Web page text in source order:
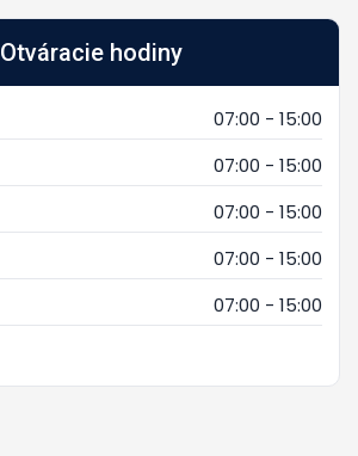
Otváracie hodiny
07:00 - 15:00
07:00 - 15:00
07:00 - 15:00
07:00 - 15:00
07:00 - 15:00